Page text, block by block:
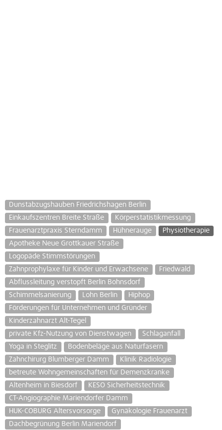
Dunstabzugshauben Friedrichshagen Berlin
Einkaufszentren Breite Straße
Körperstatistikmessung
Frauenarztpraxis Sterndamm
Hühnerauge
Physiotherapie
Apotheke Neue Grottkauer Straße
Logopäde Stimmstörungen
Zahnprophylaxe für Kinder und Erwachsene
Friedwald
Abflussleitung verstopft Berlin Bohnsdorf
Schimmelsanierung
Lohn Berlin
Hiphop
Förderungen für Unternehmen und Gründer
Kinderzahnarzt Alt-Tegel
private Kfz-Nutzung von Dienstwagen
Schlaganfall
Yoga in Steglitz
Bodenbeläge aus Naturfasern
Zahnchirurg Blumberger Damm
Klinik Radiologie
betreute Wohngemeinschaften für Demenzkranke
Altenheim in Biesdorf
KESO Sicherheitstechnik
CT-Angiographie Mariendorfer Damm
HUK-COBURG Altersvorsorge
Gynäkologie Frauenarzt
Dachbegrünung Berlin Mariendorf